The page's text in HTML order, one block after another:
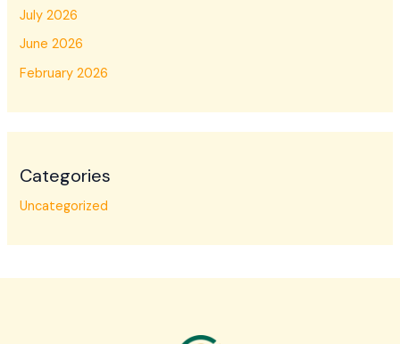
July 2026
June 2026
February 2026
Categories
Uncategorized